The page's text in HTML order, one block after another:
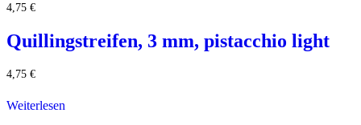
4,75 €
Quillingstreifen, 3 mm, pistacchio light
4,75 €
Weiterlesen